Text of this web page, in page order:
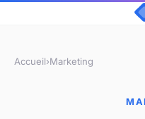
Accueil›Marketing